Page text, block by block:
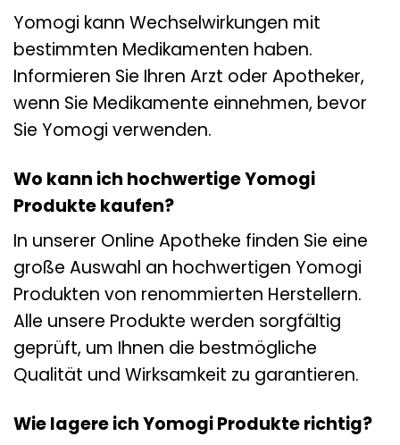
Yomogi kann Wechselwirkungen mit
bestimmten Medikamenten haben.
Informieren Sie Ihren Arzt oder Apotheker,
wenn Sie Medikamente einnehmen, bevor
Sie Yomogi verwenden.
Wo kann ich hochwertige Yomogi
Produkte kaufen?
In unserer Online Apotheke finden Sie eine
große Auswahl an hochwertigen Yomogi
Produkten von renommierten Herstellern.
Alle unsere Produkte werden sorgfältig
geprüft, um Ihnen die bestmögliche
Qualität und Wirksamkeit zu garantieren.
Wie lagere ich Yomogi Produkte richtig?